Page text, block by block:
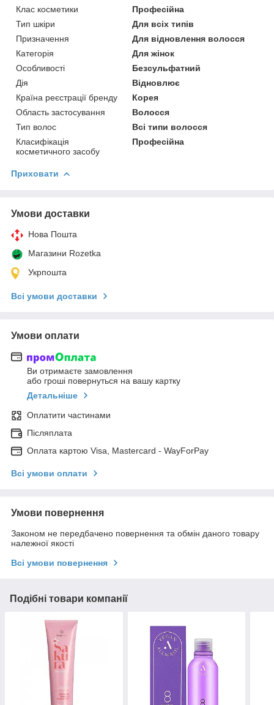
Клас косметики
Професійна
Тип шкіри
Для всіх типів
Призначення
Для відновлення волосся
Категорія
Для жінок
Особливості
Безсульфатний
Дія
Відновлює
Країна реєстрації бренду
Корея
Область застосування
Волосся
Тип волос
Всі типи волосся
Класифікація
косметичного засобу
Професійна
Приховати
Умови доставки
Нова Пошта
Магазини Rozetka
Укрпошта
Всі умови доставки
Умови оплати
Ви отримаєте замовлення
або гроші повернуться на вашу картку
Детальніше
Оплатити частинами
Післяплата
Оплата картою Visa, Mastercard - WayForPay
Всі умови оплати
Умови повернення
Законом не передбачено повернення та обмін даного товару
належної якості
Всі умови повернення
Подібні товари компанії